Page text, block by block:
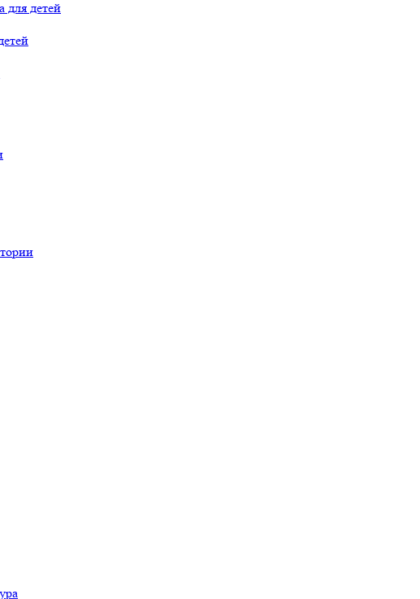
для детей